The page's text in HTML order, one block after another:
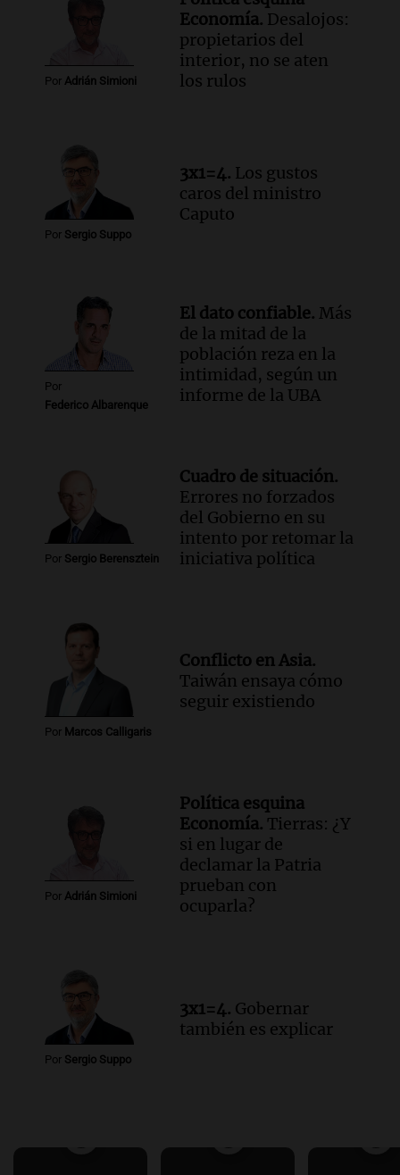
de la UBA
El dato confiable
Audio.Cientos de fieles celebran a San
Episodios
Audio.
"Tiene que haber una
reglamentación": el reclamo del Kennel
Club por los criaderos de perros
Noticias Rosario
perjudicar la economía estadounidense
y defiende sus aranceles
Panorama Federal
Episodios
Por Adrián Simioni
Economía. Desalojos:
propietarios del
interior, no se aten
los rulos
Por Sergio Suppo
3x1=4. Los gustos
caros del ministro
Caputo
Por
Federico Albarenque
El dato confiable. Más
de la mitad de la
población reza en la
intimidad, según un
informe de la UBA
Por Sergio Berensztein
Cuadro de situación.
Errores no forzados
del Gobierno en su
intento por retomar la
iniciativa política
Por Marcos Calligaris
Conflicto en Asia.
Taiwán ensaya cómo
seguir existiendo
Por Adrián Simioni
Política esquina
Economía. Tierras: ¿Y
si en lugar de
declamar la Patria
prueban con
ocuparla?
Por Sergio Suppo
3x1=4. Gobernar
también es explicar